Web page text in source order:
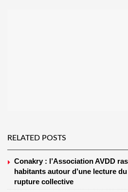
RELATED POSTS
Conakry : l’Association AVDD
habitants autour d’une lecture
rupture collective